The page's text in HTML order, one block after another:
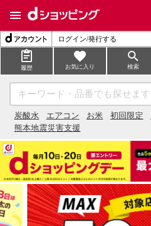
ログイン/発行する
履歴 お気に入り 検索
炭酸水 エアコン お米 初回限定
熊本地震災害支援